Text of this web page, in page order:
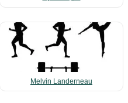
Melvin Landerneau